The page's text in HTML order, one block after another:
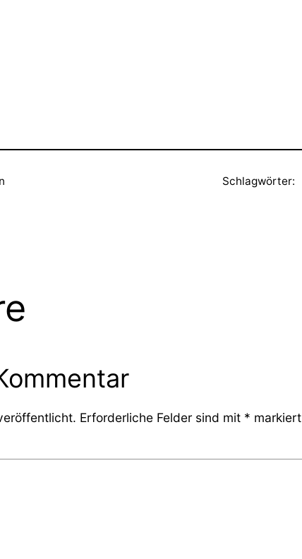
Schlagwörter:
Erforderliche Felder sind mit * markiert